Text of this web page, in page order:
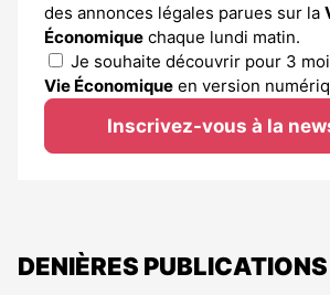
des annonces légales parues sur la
Économique chaque lundi matin.
Je souhaite découvrir pour 3
Vie Économique en version
Inscrivez-vous à la
DENIÈRES PUBLICATIONS